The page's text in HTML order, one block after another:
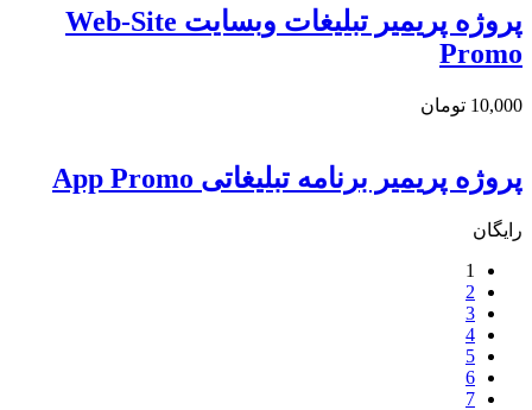
پروژه پریمیر تبلیغات وبسایت Web-Site
Promo
10,000 تومان
پروژه پریمیر برنامه تبلیغاتی App Promo
رایگان
1
2
3
4
5
6
7